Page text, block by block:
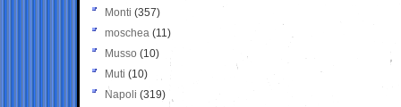
Monti (357)
moschea (11)
Musso (10)
Muti (10)
Napoli (319)